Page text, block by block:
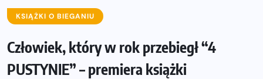
KSIĄŻKI O BIEGANIU
Człowiek, który w rok przebiegł “4
PUSTYNIE” – premiera książki